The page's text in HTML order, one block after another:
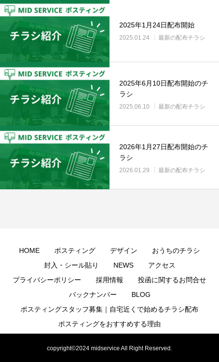
2025年1月24日配布開始
2025.01.24 最新の配布チラシ
2025年6月10日配布開始のチ
ラシ
2025.06.10 最新の配布チラシ
2026年1月27日配布開始のチ
ラシ
2026.01.29 最新の配布チラシ
HOME ポスティング デザイン
おうちのチラシ
封入・シール貼り
NEWS
アクセス
プライバシーポリシー
採用情報
投函に関するお問合せ
バックナンバー
BLOG
ポスティングスタッフ募集｜自宅近くで始めるチラシ配布
ポスティングをおすすめする理由
copyright©2024 midservice All Right Reserved.